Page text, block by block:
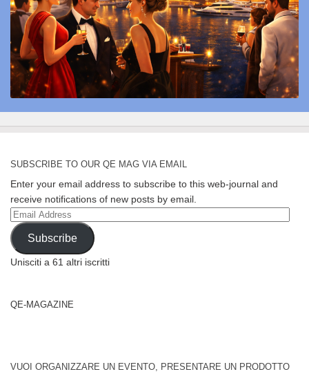
SUBSCRIBE TO OUR QE MAG VIA EMAIL
Enter your email address to subscribe to this web-journal and
receive notifications of new posts by email.
Email
Address
Subscribe
Unisciti a 61 altri iscritti
QE-MAGAZINE
VUOI ORGANIZZARE UN EVENTO, PRESENTARE UN PRODOTTO